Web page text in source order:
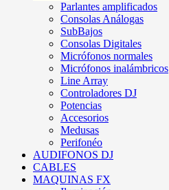
Parlantes amplificados
Consolas Análogas
SubBajos
Consolas Digitales
Micrófonos normales
Micrófonos inalámbricos
Line Array
Controladores DJ
Potencias
Accesorios
Medusas
Perifonéo
AUDIFONOS DJ
CABLES
MAQUINAS FX